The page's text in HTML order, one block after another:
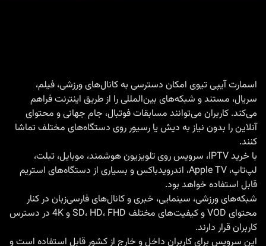
زنده،
تحلیل،
کانال‌های
و
تماشای
با
اسمارت آیپی تیوی امکان دسترسی به کانال‌های ورزشی، فیلم،
سریال، مستند و شبکه‌های بین‌المللی را از طریق اینترنت فراهم
می‌کند. کاربران می‌توانند مسابقات فوتبال، جام جهانی و محتوای
آنلاین را بدون نیاز به دیش یا رسیور روی دستگاه‌های مختلف تماشا
کنند.
با خرید IPTV
، سرویس روی تلویزیون هوشمند، موبایل، تبلت،
لپ‌تاپ، Apple TV، اندرویدباکس و بسیاری از دستگاه‌های استریم
قابل استفاده خواهد بود.
شبکه‌های ورزشی، سینمایی، خبری و کانال‌های فارسی‌زبان در کنار
محتوای VOD و کیفیت‌های مختلف SD، HD، FHD و 4K در دسترس
کاربران قرار دارند.
این سرویس برای کاربران داخل و خارج از کشور قابل استفاده است و